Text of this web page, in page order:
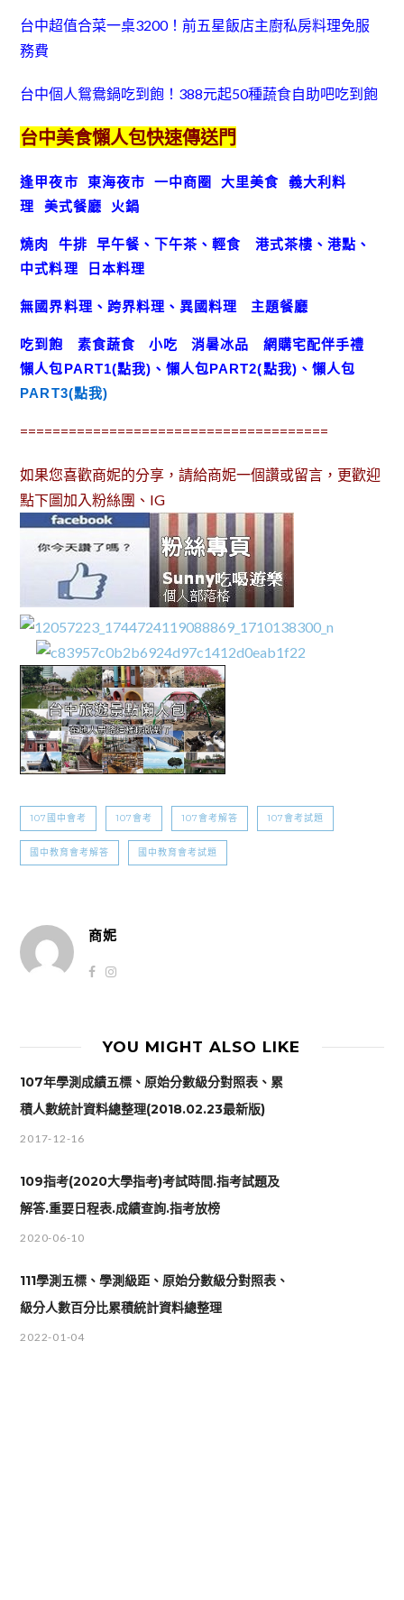
台中超值合菜一桌3200！前五星飯店主廚私房料理免服
務費
台中個人鴛鴦鍋吃到飽！388元起50種蔬食自助吧吃到飽
台中美食懶人包快速傳送門
逢甲夜市 東海夜市 一中商圈 大里美食
義大利料
理
美式餐廳 火鍋
燒肉 牛排 早午餐、下午茶、輕食
港式茶樓、港點、
中式料理
日本料理
無國界料理、跨界料理、異國料理 主題餐廳
吃到飽 素食蔬食 小吃 消暑冰品
網購宅配伴手禮
懶人包 PART1(點我) 、懶人包 PART2(點我) 、 懶人包
PART3(點我)
======================================
如果您喜歡商妮的分享，請給商妮一個讚或留言，更歡迎
點下圖加入粉絲團、IG
107國中會考 107會考 107會考解答 107會考試題
國中教育會考解答 國中教育會考試題
商妮
YOU MIGHT ALSO LIKE
107年學測成績五標、原始分數級分對照表、累
積人數統計資料總整理(2018.02.23最新版)
2017-12-16
109指考(2020大學指考)考試時間.指考試題及
解答.重要日程表.成績查詢.指考放榜
2020-06-10
111學測五標、學測級距、原始分數級分對照表、
級分人數百分比累積統計資料總整理
2022-01-04